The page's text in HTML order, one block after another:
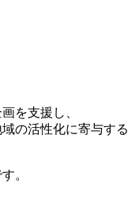
を支援し、
の活性化に寄与する
。